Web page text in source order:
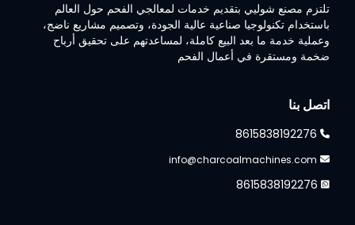
تلتزم مصنع شوليي بتقديم خدمات لمعالجي الفحم حول العالم
باستخدام تكنولوجيا صناعية عالية الجودة، وتصميم مشاريع ناضج،
وعملية خدمة ما بعد البيع كاملة، لمساعدتهم على تحقيق أرباح
ضخمة ومستقرة في أعمال الفحم
اتصل بنا
8615838192276
info@charcoalmachines.com
8615838192276